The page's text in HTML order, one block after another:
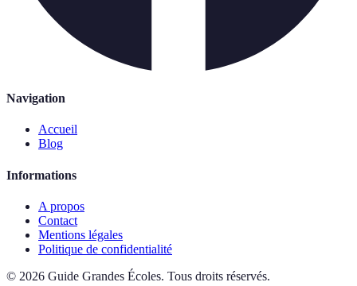
Navigation
Accueil
Blog
Informations
A propos
Contact
Mentions légales
Politique de confidentialité
© 2026 Guide Grandes Écoles. Tous droits réservés.